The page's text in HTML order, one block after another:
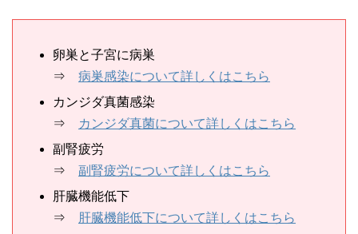
卵巣と子宮に病巣
⇒ 病巣感染について詳しくはこちら
カンジダ真菌感染
⇒
カンジダ真菌について詳しくはこちら
副腎疲労
⇒ 副腎疲労について詳しくはこちら
肝臓機能低下
⇒
肝臓機能低下について詳しくはこちら